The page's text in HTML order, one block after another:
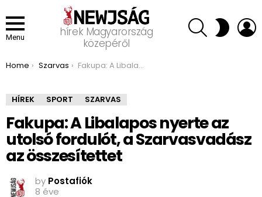
Menu
hírek Magyarország
közepéről
SEARCH SWITCH
SKIN
You are here:
Home Szarvas Fakupa: A Libalapos nyerte az utolsó fordulót, a Szarvasvadász az összesítettet
HÍREK SPORT SZARVAS
Fakupa: A Libalapos nyerte az
utolsó fordulót, a Szarvasvadász
az összesítettet
by Postafiók
8 éve